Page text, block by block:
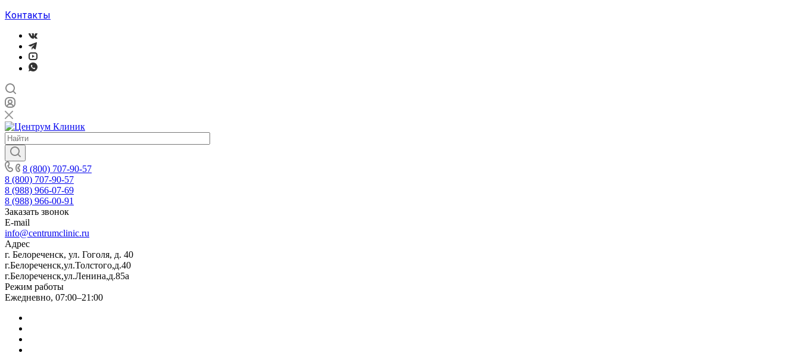
Контакты
8 (800) 707-90-57
8 (800) 707-90-57
8 (988) 966-07-69
8 (988) 966-00-91
Заказать звонок
E-mail
info@centrumclinic.ru
Адрес
г. Белореченск, ул. Гоголя, д. 40
г.Белореченск,ул.Толстого,д.40
г.Белореченск,ул.Ленина,д.85а
Режим работы
Ежедневно, 07:00–21:00